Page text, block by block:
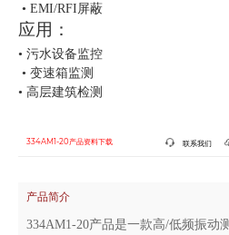
• EMI/RFI屏蔽
应用：
• 污水设备监控
• 变速箱监测
• 高层建筑检测
334AM1-20产品资料下载 联系我们
产品简介
334AM1-20产品是一款高/低频振动